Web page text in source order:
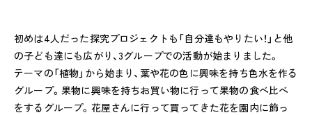
PINOKIO'S HOUSE
cocoiro
児童発達支援・
放課後等デイサービス
初めは4人だった探究プロジェクトも「自分達もやりたい！」と他
の子ども達にも広がり、3グループでの活動が始まりました。
テーマの「植物」から始まり、葉や花の色に興味を持ち色水を作る
グループ。果物に興味を持ちお買い物に行って果物の食べ比べ
をするグループ。花屋さんに行って買ってきた花を園内に飾っ